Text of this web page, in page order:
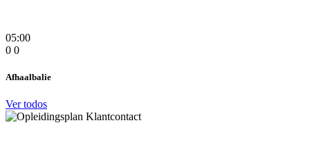
05:00
0 0
Afhaalbalie
Ver todos